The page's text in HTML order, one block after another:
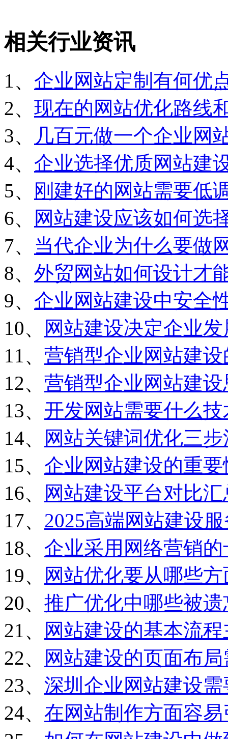
相关行业资讯
1、 企业网站定制有何优
2、 现在的网站优化路线
3、
几百元做一个企业网
4、 企业选择优质网站建
5、
刚建好的网站需要低
6、
网站建设应该如何选
7、 当代企业为什么要做
8、 外贸网站如何设计才
9、 企业网站建设中安全
10、
网站建设决定企业
11、 营销型企业网站建
12、 营销型企业网站建设
13、 开发网站需要什么技
14、
网站关键词优化三步
15、 企业网站建设的重要
16、
网站建设平台对比汇
17、 2025高端网站建设
18、 企业采用网络营销
19、
网站优化要从哪些
20、 推广优化中哪些被
21、
网站建设的基本流
22、
网站建设的页面布
23、 深圳企业网站建设
24、 在网站制作方面容